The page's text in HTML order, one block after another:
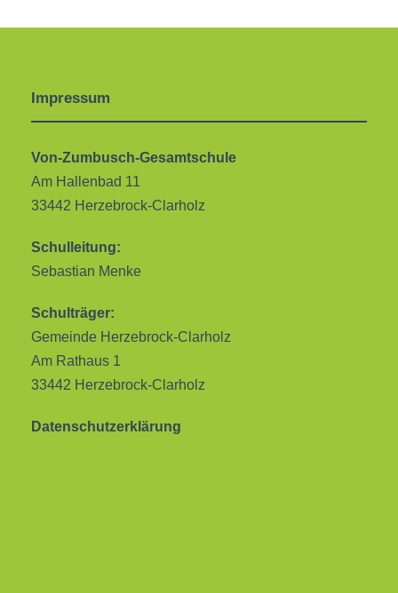
Impressum
Von-Zumbusch-Gesamtschule
Am Hallenbad 11
33442 Herzebrock-Clarholz
Schulleitung:
Sebastian Menke
Schulträger:
Gemeinde Herzebrock-Clarholz
Am Rathaus 1
33442 Herzebrock-Clarholz
Datenschutzerklärung